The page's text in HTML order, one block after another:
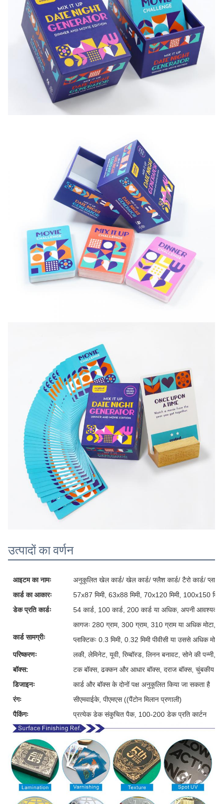
उत्पादों का वर्णन
आइटम का नामः
अनुकूलित खेल कार्ड/ खेल कार्ड/ फ्लैश कार्ड/ टैरो कार्ड/
कार्ड का आकारः
57x87 मिमी, 63x88 मिमी, 70x120 मिमी, 100x150
डेक प्रति कार्डः
54 कार्ड, 100 कार्ड, 200 कार्ड या अधिक, अपनी
कार्ड सामग्रीः
कागजः 280 ग्राम, 300 ग्राम, 310 ग्राम या अधिक मोटा,
प्लाक्टिकः 0.3 मिमी, 0.32 मिमी पीवीसी या उससे अधिक मोटी
परिष्करणः
लकी, लेमिनेट, यूवी, रिम्बॉस्ड, लिनन बनावट, सोने की पन्नी,
बॉक्स:
टक बॉक्स, ढक्कन और आधार बॉक्स, दराज बॉक्स, चुंबकीय
डिजाइनः
कार्ड और बॉक्स के दोनों पक्ष अनुकूलित किया जा सकता है
रंगः
सीएमवाईके, पीएमएस ((पैंटोन मिलान प्रणाली)
पैकिंगः
प्रत्येक डेक संकुचित पैक, 100-200 डेक प्रति कार्टन